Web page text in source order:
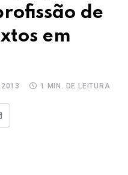
de
em
1 MIN. DE LEITURA